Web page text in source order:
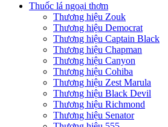
Thuốc lá ngoại thơm
Thương hiệu Zouk
Thương hiệu Democrat
Thương hiệu Captain Black
Thương hiệu Chapman
Thương hiệu Canyon
Thương hiệu Cohiba
Thương hiệu Zest Marula
Thương hiệu Black Devil
Thương hiệu Richmond
Thương hiệu Senator